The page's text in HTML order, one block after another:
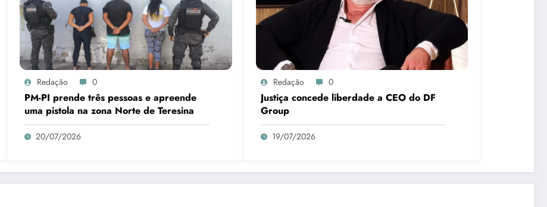
Redação 0
PM-PI prende três pessoas e apreende
uma pistola na zona Norte de Teresina
20/07/2026
Redação 0
Justiça concede liberdade a CEO do DF
Group
19/07/2026